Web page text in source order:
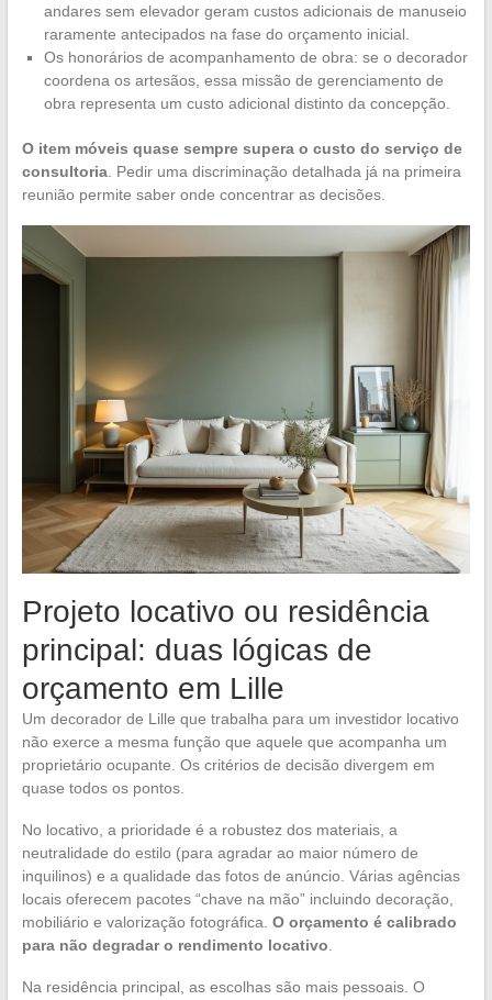
andares sem elevador geram custos adicionais de manuseio
raramente antecipados na fase do orçamento inicial.
Os honorários de acompanhamento de obra: se o decorador
coordena os artesãos, essa missão de gerenciamento de
obra representa um custo adicional distinto da concepção.
O item móveis quase sempre supera o custo do serviço de
consultoria. Pedir uma discriminação detalhada já na primeira
reunião permite saber onde concentrar as decisões.
Projeto locativo ou residência
principal: duas lógicas de
orçamento em Lille
Um decorador de Lille que trabalha para um investidor locativo
não exerce a mesma função que aquele que acompanha um
proprietário ocupante. Os critérios de decisão divergem em
quase todos os pontos.
No locativo, a prioridade é a robustez dos materiais, a
neutralidade do estilo (para agradar ao maior número de
inquilinos) e a qualidade das fotos de anúncio. Várias agências
locais oferecem pacotes “chave na mão” incluindo decoração,
mobiliário e valorização fotográfica. O orçamento é calibrado
para não degradar o rendimento locativo.
Na residência principal, as escolhas são mais pessoais. O